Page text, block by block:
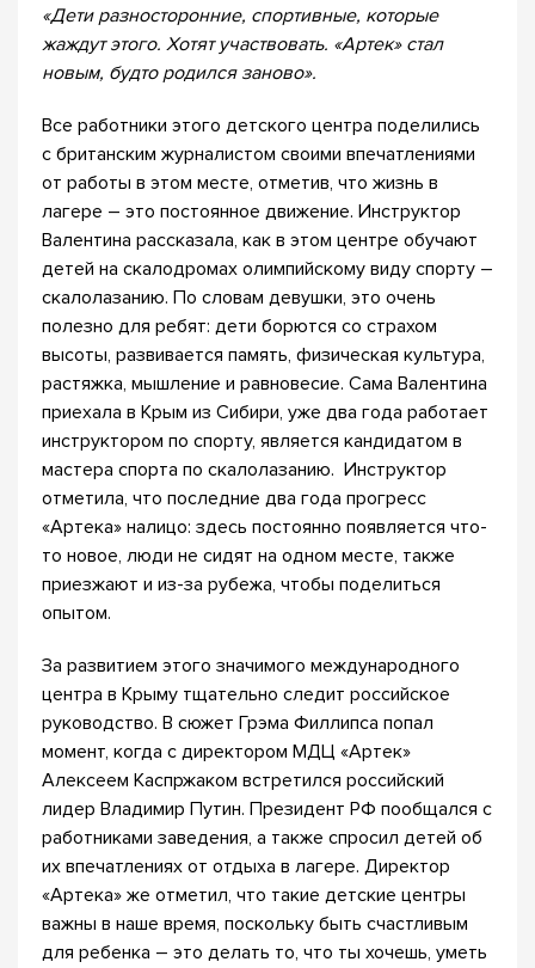
«Дети разносторонние, спортивные, которые
жаждут этого. Хотят участвовать. «Артек» стал
новым, будто родился заново».
Все работники этого детского центра поделились
с британским журналистом своими впечатлениями
от работы в этом месте, отметив, что жизнь в
лагере – это постоянное движение. Инструктор
Валентина рассказала, как в этом центре обучают
детей на скалодромах олимпийскому виду спорту –
скалолазанию. По словам девушки, это очень
полезно для ребят: дети борются со страхом
высоты, развивается память, физическая культура,
растяжка, мышление и равновесие. Сама Валентина
приехала в Крым из Сибири, уже два года работает
инструктором по спорту, является кандидатом в
мастера спорта по скалолазанию. Инструктор
отметила, что последние два года прогресс
«Артека» налицо: здесь постоянно появляется что-
то новое, люди не сидят на одном месте, также
приезжают и из-за рубежа, чтобы поделиться
опытом.
За развитием этого значимого международного
центра в Крыму тщательно следит российское
руководство. В сюжет Грэма Филлипса попал
момент, когда с директором МДЦ «Артек»
Алексеем Каспржаком встретился российский
лидер Владимир Путин. Президент РФ пообщался с
работниками заведения, а также спросил детей об
их впечатлениях от отдыха в лагере. Директор
«Артека» же отметил, что такие детские центры
важны в наше время, поскольку быть счастливым
для ребенка – это делать то, что ты хочешь, уметь